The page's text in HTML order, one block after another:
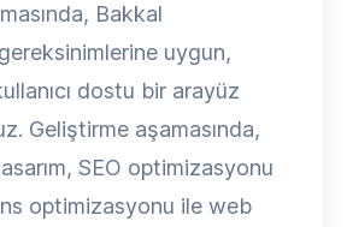
Bakkal
uygun,
dostu bir arayüz
Geliştirme aşamasında,
SEO optimizasyonu
optimizasyonu ile web